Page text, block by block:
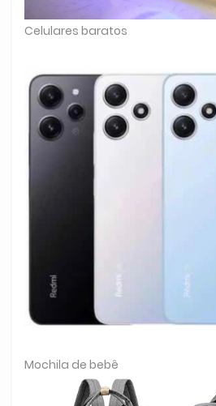
Celulares baratos
Mochila de bebê